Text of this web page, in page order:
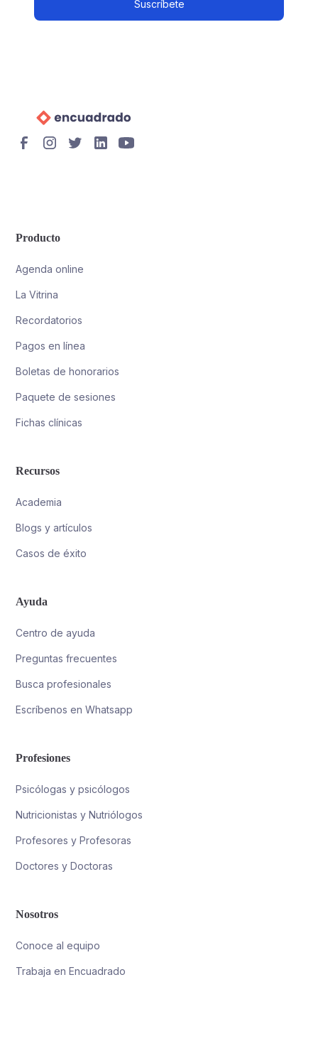
Producto
Agenda online
La Vitrina
Recordatorios
Pagos en línea
Boletas de honorarios
Paquete de sesiones
Fichas clínicas
Recursos
Academia
Blogs y artículos
Casos de éxito
Ayuda
Centro de ayuda
Preguntas frecuentes
Busca profesionales
Escríbenos en Whatsapp
Profesiones
Psicólogas y psicólogos
Nutricionistas y Nutriólogos
Profesores y Profesoras
Doctores y Doctoras
Nosotros
Conoce al equipo
Trabaja en Encuadrado